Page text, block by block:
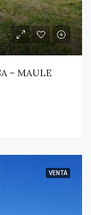
– MAULE
VENTA